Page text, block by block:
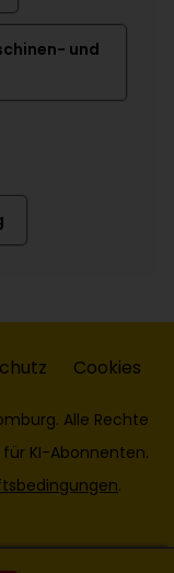
und
Cookies
Alle Rechte
KI-Abonnenten.
.